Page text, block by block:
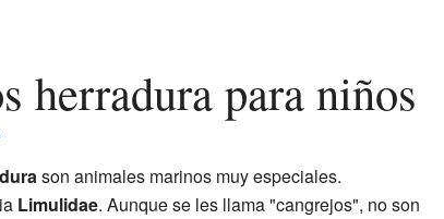
herradura para niños
son animales marinos muy especiales.
Limulidae. Aunque se les llama "cangrejos", no son